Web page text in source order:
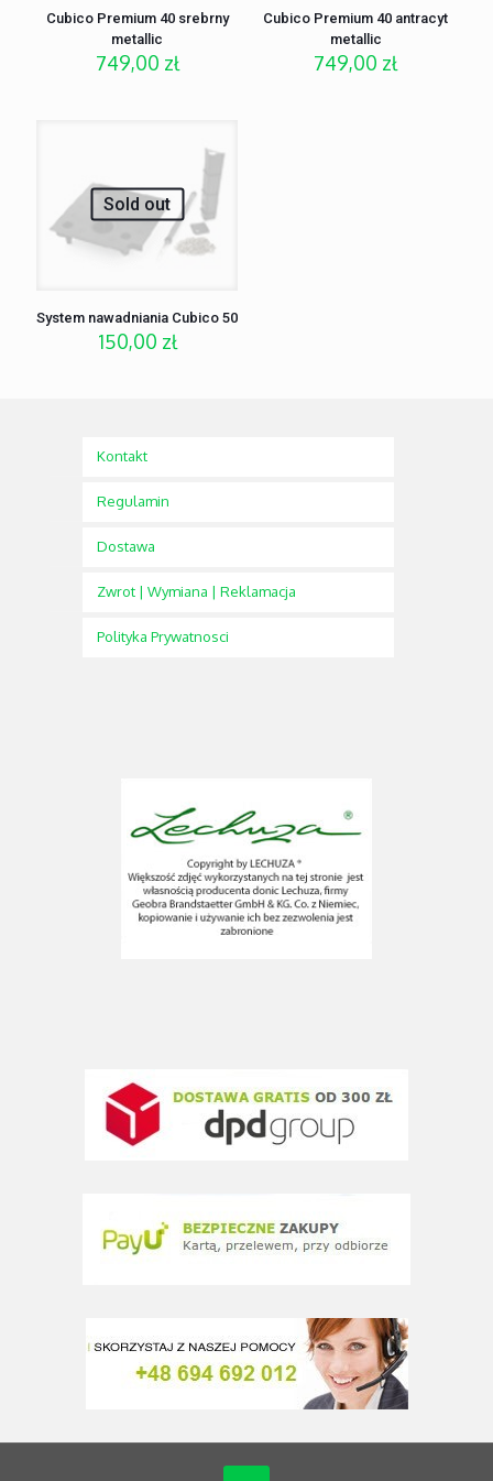
Cubico Premium 40 srebrny
metallic
749,00 zł
Cubico Premium 40 antracyt
metallic
749,00 zł
Sold out
System nawadniania Cubico 50
150,00 zł
Kontakt
Regulamin
Dostawa
Zwrot | Wymiana | Reklamacja
Polityka Prywatnosci